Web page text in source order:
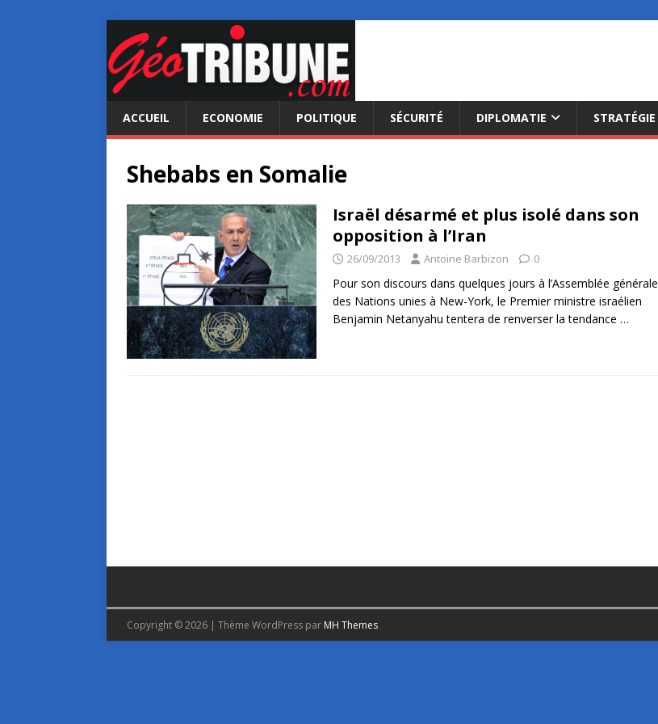
ACCUEIL ECONOMIE POLITIQUE SÉCURITÉ DIPLOMATIE STRATÉGIE
Shebabs en Somalie
Israël désarmé et plus isolé dans son
opposition à l’Iran
26/09/2013 Antoine Barbizon 0
Pour son discours dans quelques jours à l’Assemblée générale
des Nations unies à New-York, le Premier ministre israélien
Benjamin Netanyahu tentera de renverser la tendance …
Copyright © 2026 | Thème WordPress par MH Themes